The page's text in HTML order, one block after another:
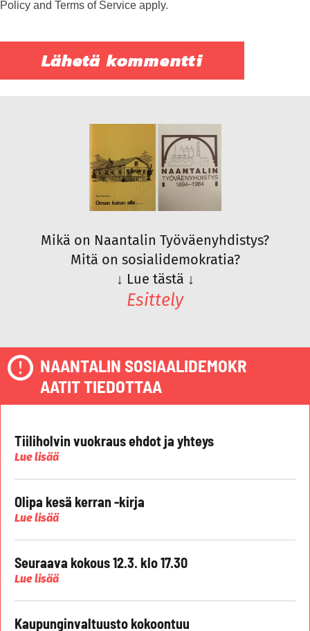
Policy and Terms of Service apply.
Mikä on Naantalin Työväenyhdistys?
Mitä on sosialidemokratia?
↓ Lue tästä ↓
Esittely
NAANTALIN SOSIAALIDEMOKR
AATIT TIEDOTTAA
Tiiliholvin vuokraus ehdot ja yhteys
Lue lisää
Olipa kesä kerran -kirja
Lue lisää
Seuraava kokous 12.3. klo 17.30
Lue lisää
Kaupunginvaltuusto kokoontuu